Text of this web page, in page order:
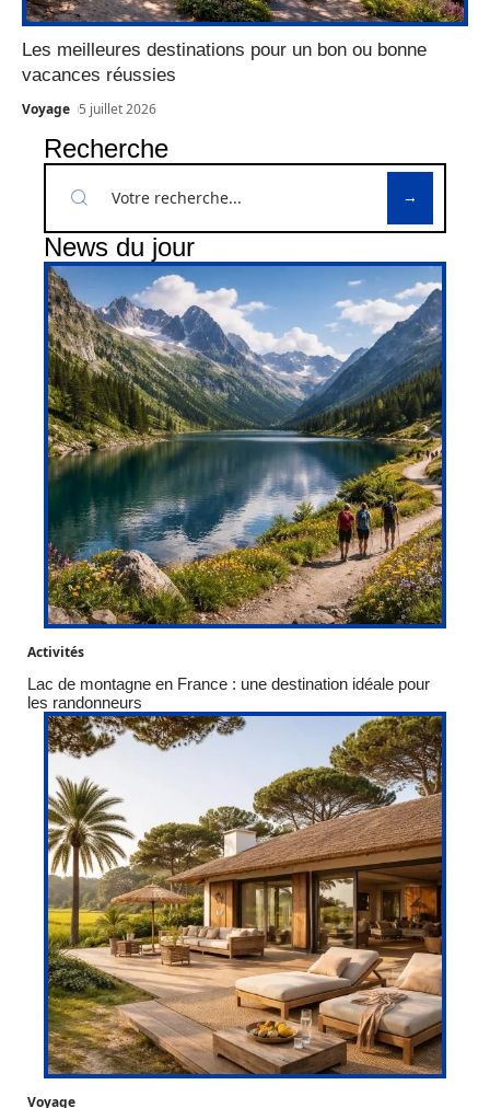
Les meilleures destinations pour un bon ou bonne
vacances réussies
Voyage 5 juillet 2026
Recherche
News du jour
Activités
Lac de montagne en France : une destination idéale pour
les randonneurs
Voyage